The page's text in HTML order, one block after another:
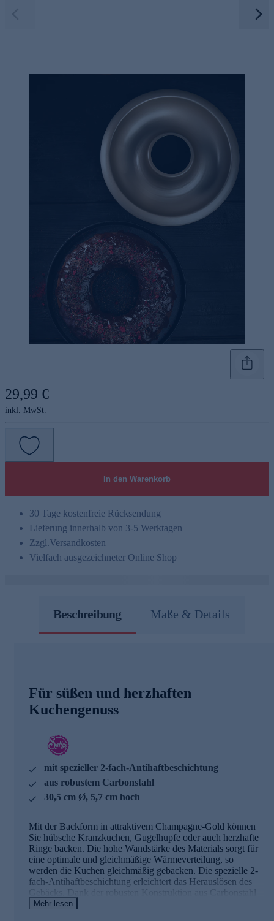
29,99 €
inkl. MwSt.
In den Warenkorb
30 Tage kostenfreie Rücksendung
Lieferung innerhalb von 3-5 Werktagen
Zzgl.Versandkosten
Vielfach ausgezeichneter Online Shop
Beschreibung Maße & Details
Für süßen und herzhaften
Kuchengenuss
mit spezieller 2-fach-Antihaftbeschichtung
aus robustem Carbonstahl
30,5 cm Ø, 5,7 cm hoch
Mit der Backform in attraktivem Champagne-Gold können
Sie hübsche Kranzkuchen, Gugelhupfe oder auch herzhafte
Ringe backen. Die hohe Wandstärke des Materials sorgt für
eine optimale und gleichmäßige Wärmeverteilung, so
werden die Kuchen gleichmäßig gebacken. Die spezielle 2-
fach-Antihaftbeschichtung erleichtert das Herauslösen des
Gebäcks. Dank der robusten Konstruktion aus Carbonstahl
ist die Backform besonders langlebig und ein zuverlässiger
Mehr lesen